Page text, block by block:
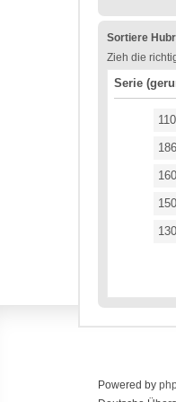
Sortiere
Zieh die
Serie
Powered by